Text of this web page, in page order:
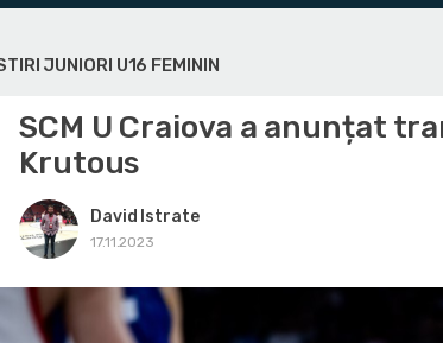
JUNIORI U16 FEMININ
SCM U Craiova a anunțat
Krutous
David Istrate
17.11.2023